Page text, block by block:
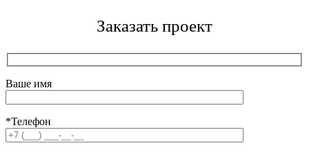
Заказать проект
Ваше имя
*Телефон